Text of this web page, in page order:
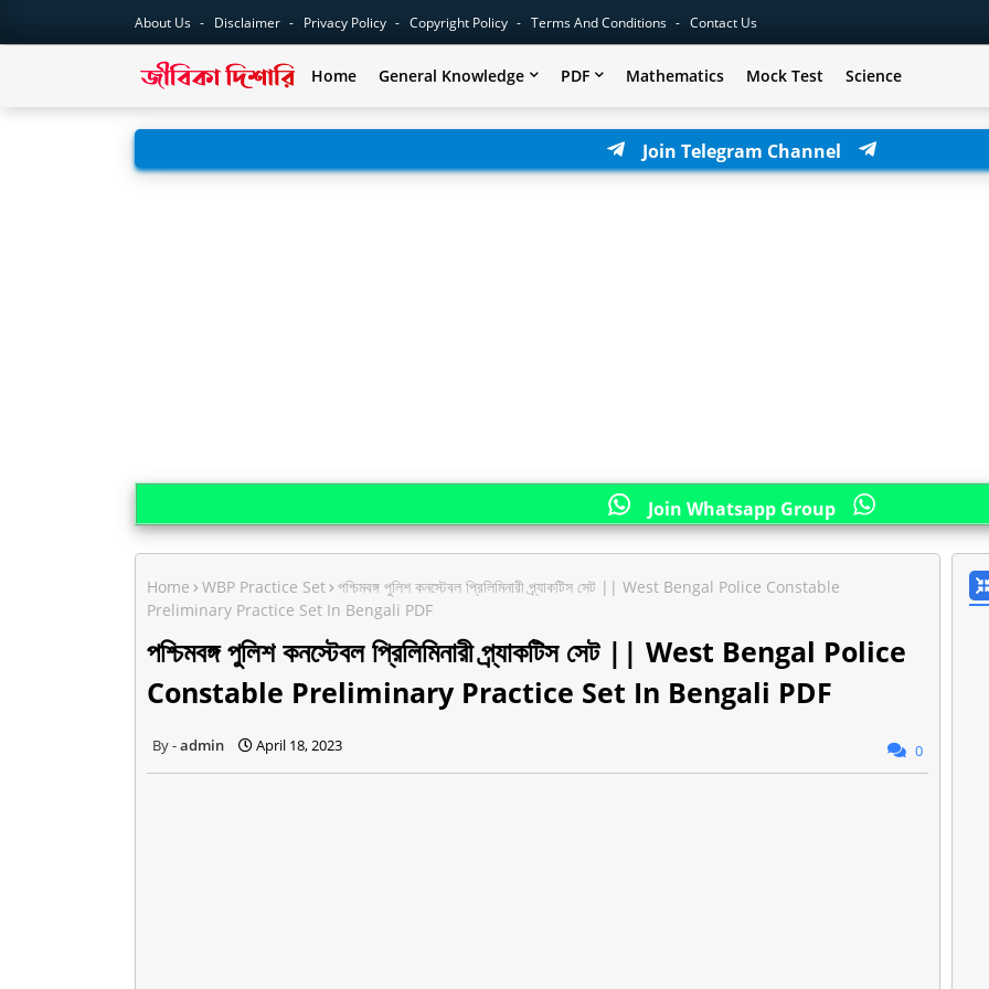
About Us Disclaimer Privacy Policy Copyright Policy Terms And Conditions Contact Us
Home General Knowledge PDF Mathematics Mock Test Science
Join Telegram Channel
Join Whatsapp Group
Home WBP Practice Set পশ্চিমবঙ্গ পুলিশ কনস্টেবল প্রিলিমিনারী প্র্যাকটিস সেট || West Bengal Police Constable
Preliminary Practice Set In Bengali PDF
পশ্চিমবঙ্গ পুলিশ কনস্টেবল প্রিলিমিনারী প্র্যাকটিস সেট || West Bengal Police
Constable Preliminary Practice Set In Bengali PDF
admin April 18, 2023 0